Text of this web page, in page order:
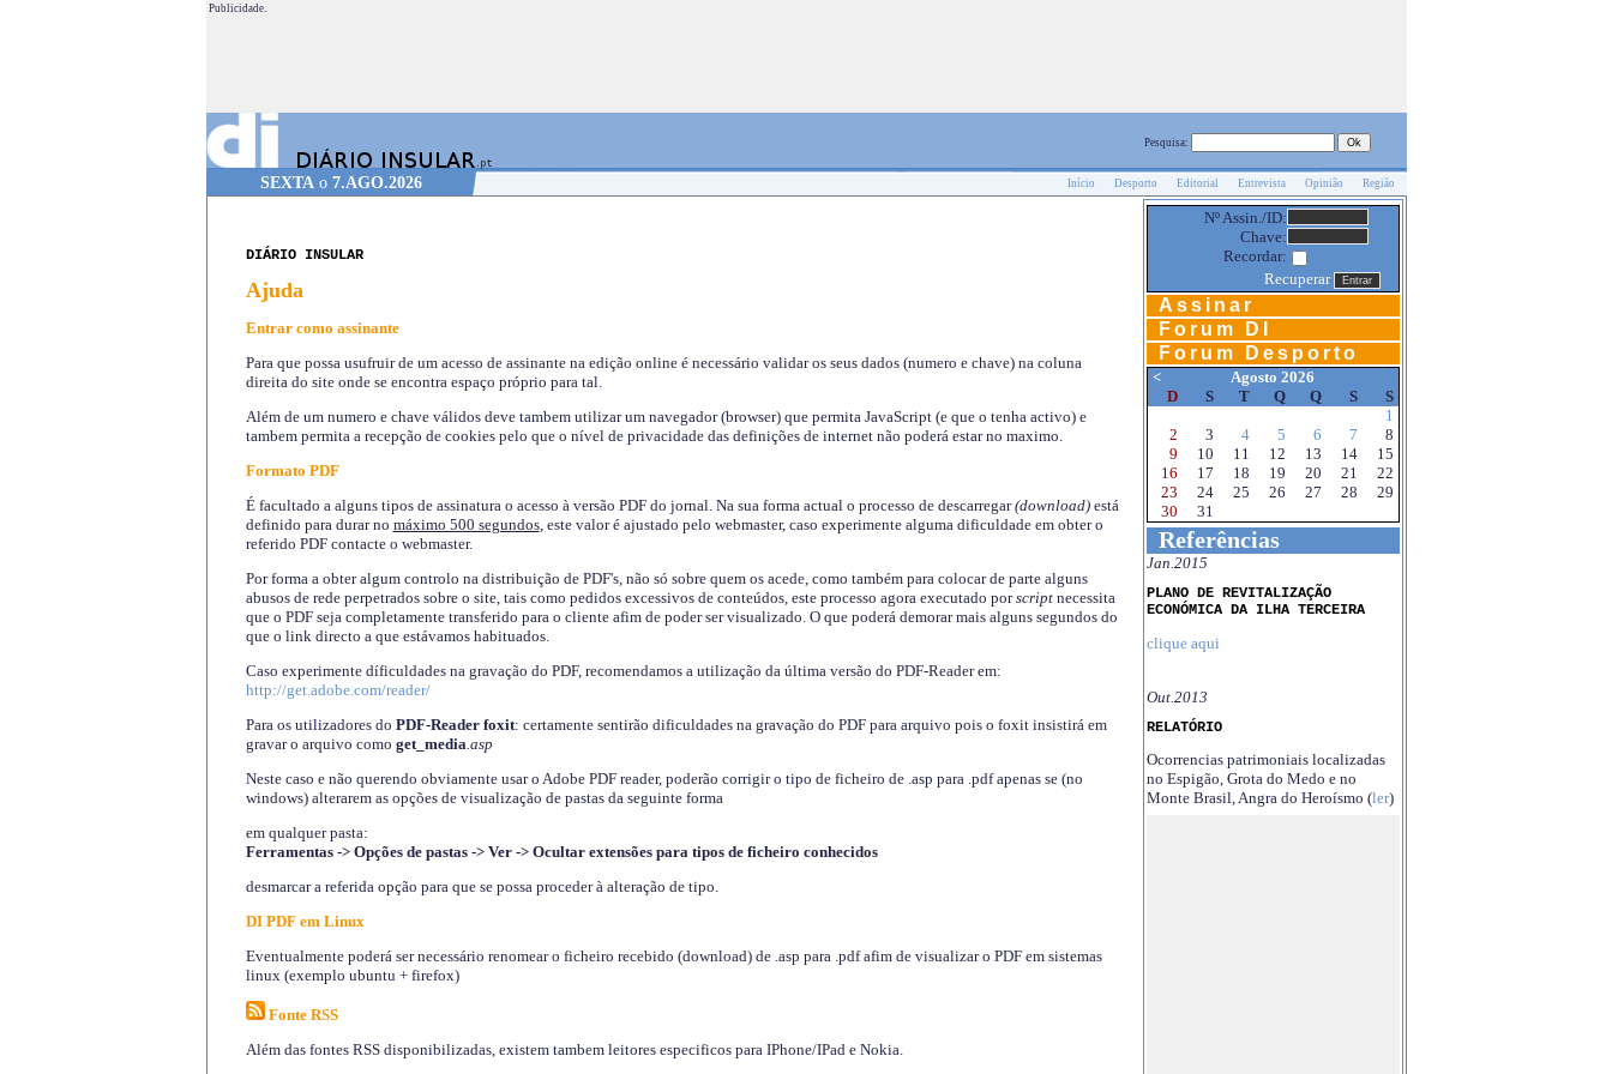
Publicidade.
Pesquisa:
SEXTAo 7.AGO.2026 Início Desporto Editorial Entrevista Opinião Região
DIÁRIO INSULAR
Ajuda
Entrar como assinante
Para que possa usufruir de um acesso de assinante na edição online é necessário validar os seus dados (numero e chave) na coluna
direita do site onde se encontra espaço próprio para tal.
Além de um numero e chave válidos deve tambem utilizar um navegador (browser) que permita JavaScript (e que o tenha activo) e
tambem permita a recepção de cookies pelo que o nível de privacidade das definições de internet não poderá estar no maximo.
Formato PDF
É facultado a alguns tipos de assinatura o acesso à versão PDF do jornal. Na sua forma actual o processo de descarregar(download)está
definido para durar no máximo 500 segundos, este valor é ajustado pelo webmaster, caso experimente alguma dificuldade em obter o
referido PDF contacte o webmaster.
Por forma a obter algum controlo na distribuição de PDF's, não só sobre quem os acede, como também para colocar de parte alguns
abusos de rede perpetrados sobre o site, tais como pedidos excessivos de conteúdos, este processo agora executado porscriptnecessita
que o PDF seja completamente transferido para o cliente afim de poder ser visualizado. O que poderá demorar mais alguns segundos do
que o link directo a que estávamos habituados.
Caso experimente díficuldades na gravação do PDF, recomendamos a utilização da última versão do PDF-Reader em:
http://get.adobe.com/reader/
Para os utilizadores do PDF-Reader foxit: certamente sentirão dificuldades na gravação do PDF para arquivo pois o foxit insistirá em
gravar o arquivo como get_media.asp
Neste caso e não querendo obviamente usar o Adobe PDF reader, poderão corrigir o tipo de ficheiro de .asp para .pdf apenas se (no
windows) alterarem as opções de visualização de pastas da seguinte forma
em qualquer pasta:
Ferramentas -> Opções de pastas -> Ver -> Ocultar extensões para tipos de ficheiro conhecidos
desmarcar a referida opção para que se possa proceder à alteração de tipo.
DI PDF em Linux
Eventualmente poderá ser necessário renomear o ficheiro recebido (download) de .asp para .pdf afim de visualizar o PDF em sistemas
linux (exemplo ubuntu + firefox)
Fonte RSS
Além das fontes RSS disponibilizadas, existem tambem leitores especificos para IPhone/IPad e Nokia.
Nº Assin./ID:
Chave:
Recordar:
Recuperar
Assinar
Forum DI
Forum Desporto
<
Agosto 2026
D
S T Q Q S
S
1
2
3 4 5 6 7
8
9
10 11 12 13 14
15
16
17 18 19 20 21
22
23
24 25 26 27 28
29
30
31
Referências
Jan.2015
PLANO DE REVITALIZAÇÃO
ECONÓMICA DA ILHA TERCEIRA
clique aqui
Out.2013
RELATÓRIO
Ocorrencias patrimoniais localizadas
no Espigão, Grota do Medo e no
Monte Brasil, Angra do Heroísmo (ler)